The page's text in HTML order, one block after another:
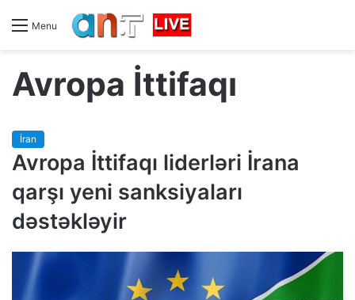
Menu
Avropa İttifaqı
İran
Avropa İttifaqı liderləri İrana
qarşı yeni sanksiyaları
dəstəkləyir